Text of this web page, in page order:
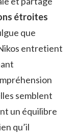
étroites
que
entretient
semblent
un équilibre
qu’il